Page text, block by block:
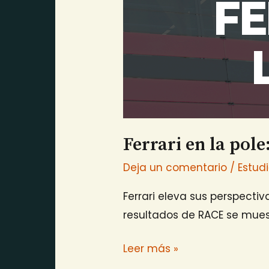
Ferrari en la
Deja un comentario /
Ferrari eleva sus
resultados de RACE se
Leer más »